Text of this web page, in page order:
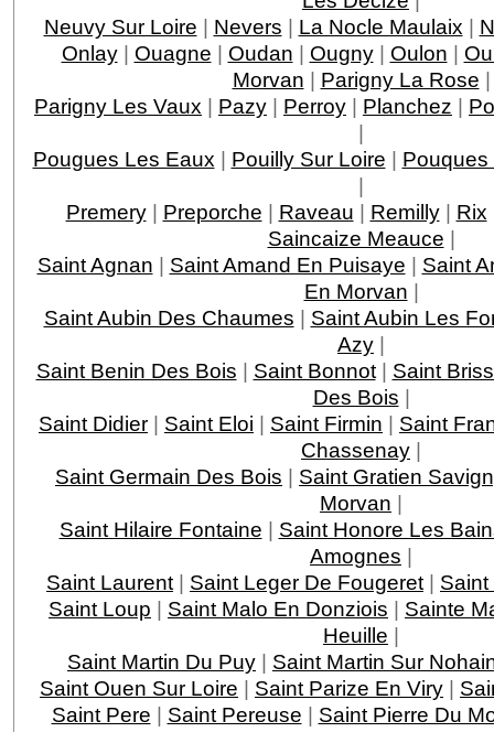
Neuvy Sur Loire | Nevers | La Nocle Maulaix |
Onlay| Ouagne | Oudan | Ougny| Oulon |
Morvan | Parigny La Rose |
Parigny Les Vaux | Pazy | Perroy | Planchez |
|
Pougues Les Eaux | Pouilly Sur Loire | Pouques
|
Premery| Preporche | Raveau | Remilly| Rix
Saincaize Meauce |
Saint Agnan | Saint Amand En Puisaye | Saint
En Morvan |
Saint Aubin Des Chaumes | Saint Aubin Les
Azy |
Saint Benin Des Bois | Saint Bonnot| Saint
Des Bois |
Saint Didier | Saint Eloi | Saint Firmin | Saint
Chassenay |
Saint Germain Des Bois | Saint Gratien
Morvan |
Saint Hilaire Fontaine | Saint Honore Les
Amognes |
Saint Laurent | Saint Leger De Fougeret |
Saint Loup | Saint Malo En Donziois | Sainte
Heuille |
Saint Martin Du Puy | Saint Martin Sur
Saint Ouen Sur Loire | Saint Parize En Viry |
Saint Pere | Saint Pereuse | Saint Pierre Du